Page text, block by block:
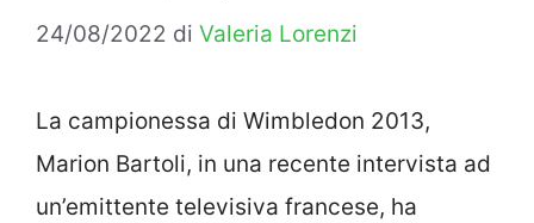
24/08/2022 di Valeria Lorenzi
La campionessa di Wimbledon 2013,
Marion Bartoli, in una recente intervista ad
un’emittente televisiva francese, ha